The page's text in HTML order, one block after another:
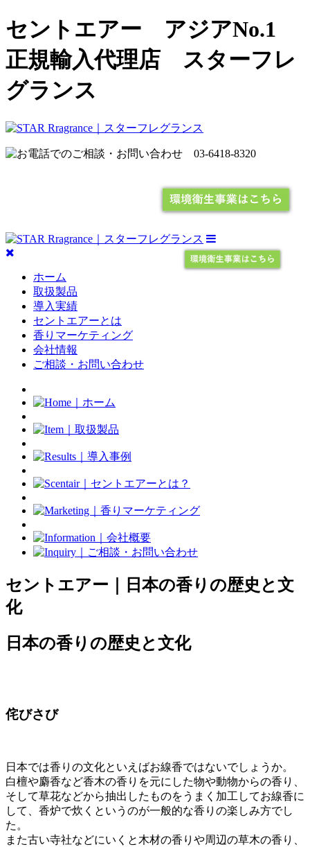
セントエアー アジアNo.1
正規輸入代理店 スターフレ
グランス
ホーム
取扱製品
導入実績
セントエアーとは
香りマーケティング
会社情報
ご相談・お問い合わせ
セントエアー｜日本の香りの歴史と文
化
日本の香りの歴史と文化
侘びさび
日本では香りの文化といえばお線香ではないでしょうか。
白檀や麝香など香木の香りを元にした物や動物からの香り、
そして草花などから抽出したものをうまく加工してお線香に
して、香炉で炊くというのが一般的な香りの楽しみ方でし
た。
また古い寺社などにいくと木材の香りや周辺の草木の香り、